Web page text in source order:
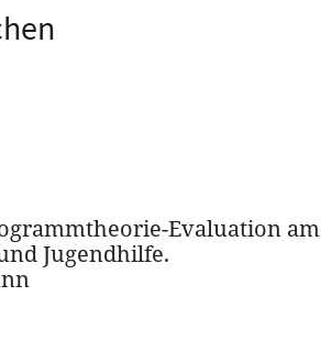
Evaluation am
Jugendhilfe.